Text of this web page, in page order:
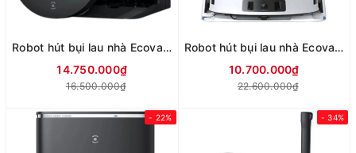
Robot hút bụi lau nhà Ecovacs T50 PRO OMNI - Đen
14.750.000₫
16.500.000₫
Robot hút bụi lau nhà Ecovacs T30 PRO OMNI - Trắng
10.700.000₫
22.600.000₫
- 22% - 34%